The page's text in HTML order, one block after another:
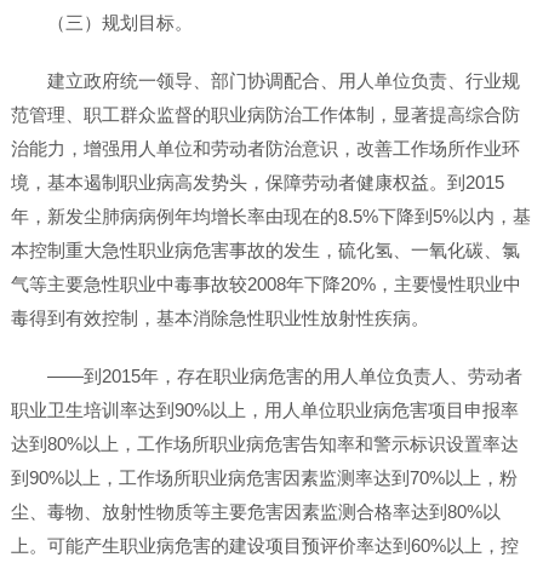
（三）规划目标。
建立政府统一领导、部门协调配合、用人单位负责、行业规
范管理、职工群众监督的职业病防治工作体制，显著提高综合防
治能力，增强用人单位和劳动者防治意识，改善工作场所作业环
境，基本遏制职业病高发势头，保障劳动者健康权益。到2015
年，新发尘肺病病例年均增长率由现在的8.5%下降到5%以内，基
本控制重大急性职业病危害事故的发生，硫化氢、一氧化碳、氯
气等主要急性职业中毒事故较2008年下降20%，主要慢性职业中
毒得到有效控制，基本消除急性职业性放射性疾病。
——到2015年，存在职业病危害的用人单位负责人、劳动者
职业卫生培训率达到90%以上，用人单位职业病危害项目申报率
达到80%以上，工作场所职业病危害告知率和警示标识设置率达
到90%以上，工作场所职业病危害因素监测率达到70%以上，粉
尘、毒物、放射性物质等主要危害因素监测合格率达到80%以
上。可能产生职业病危害的建设项目预评价率达到60%以上，控